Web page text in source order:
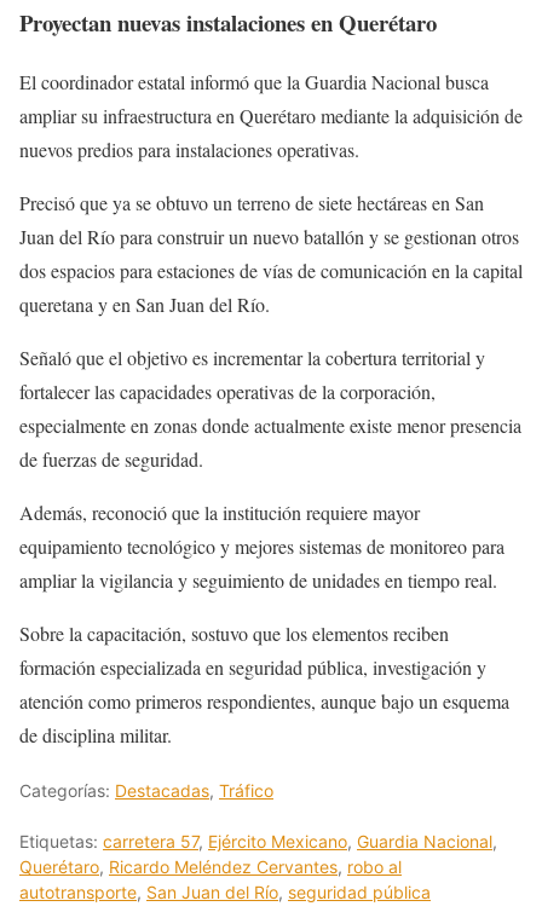
Proyectan nuevas instalaciones en Querétaro
El coordinador estatal informó que la Guardia Nacional busca
ampliar su infraestructura en Querétaro mediante la adquisición de
nuevos predios para instalaciones operativas.
Precisó que ya se obtuvo un terreno de siete hectáreas en San
Juan del Río para construir un nuevo batallón y se gestionan otros
dos espacios para estaciones de vías de comunicación en la capital
queretana y en San Juan del Río.
Señaló que el objetivo es incrementar la cobertura territorial y
fortalecer las capacidades operativas de la corporación,
especialmente en zonas donde actualmente existe menor presencia
de fuerzas de seguridad.
Además, reconoció que la institución requiere mayor
equipamiento tecnológico y mejores sistemas de monitoreo para
ampliar la vigilancia y seguimiento de unidades en tiempo real.
Sobre la capacitación, sostuvo que los elementos reciben
formación especializada en seguridad pública, investigación y
atención como primeros respondientes, aunque bajo un esquema
de disciplina militar.
Categorías: Destacadas, Tráfico
Etiquetas: carretera 57, Ejército Mexicano, Guardia Nacional,
Querétaro, Ricardo Meléndez Cervantes, robo al
autotransporte, San Juan del Río, seguridad pública